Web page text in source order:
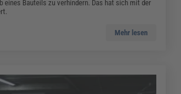
eines Bauteils zu verhindern. Das hat sich mit der
Mehr lesen